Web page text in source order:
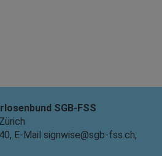
SGB-FSS
E-Mail signwise@sgb-fss.ch,